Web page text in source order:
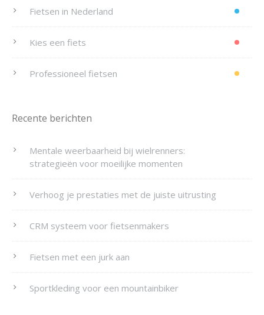
Fietsen in Nederland
Kies een fiets
Professioneel fietsen
Recente berichten
Mentale weerbaarheid bij wielrenners:
strategieën voor moeilijke momenten
Verhoog je prestaties met de juiste uitrusting
CRM systeem voor fietsenmakers
Fietsen met een jurk aan
Sportkleding voor een mountainbiker